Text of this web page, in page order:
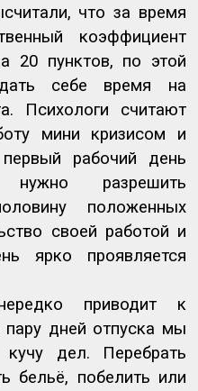
что за время
коэффициент
20 пунктов, по этой
себе время на
Психологи считают
мини кризисом и
рабочий день
разрешить
положенных
своей работой и
ярко проявляется
приводит к
пару дней отпуска мы
кучу дел. Перебрать
бельё, побелить или